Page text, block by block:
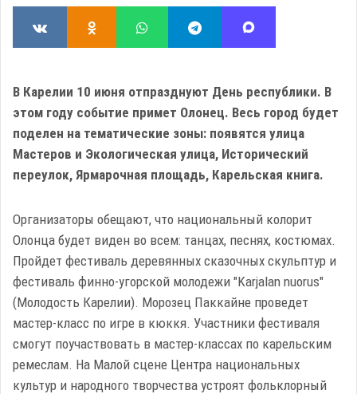
В Карелии 10 июня отпразднуют День республики. В
этом году событие примет Олонец. Весь город будет
поделен на тематические зоны: появятся улица
Мастеров и Экологическая улица, Исторический
переулок, Ярмарочная площадь, Карельская книга.
Организаторы обещают, что национальный колорит
Олонца будет виден во всем: танцах, песнях, костюмах.
Пройдет фестиваль деревянных сказочных скульптур и
фестиваль финно-угорской молодежи "Karjalan nuorus"
(Молодость Карелии). Морозец Паккайне проведет
мастер-класс по игре в кюккя. Участники фестиваля
смогут поучаствовать в мастер-классах по карельским
ремеслам. На Малой сцене Центра национальных
культур и народного творчества устроят фольклорный